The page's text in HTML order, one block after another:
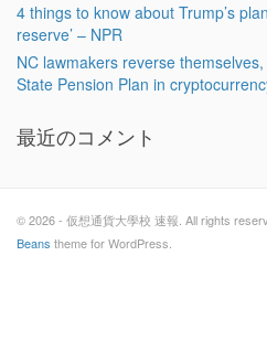
4 things to know about Trump’s
reserve’ – NPR
NC lawmakers reverse
State Pension Plan in
最近のコメント
© 2026 - 仮想通貨大學校 速報. All rights
Beans theme for WordPress.